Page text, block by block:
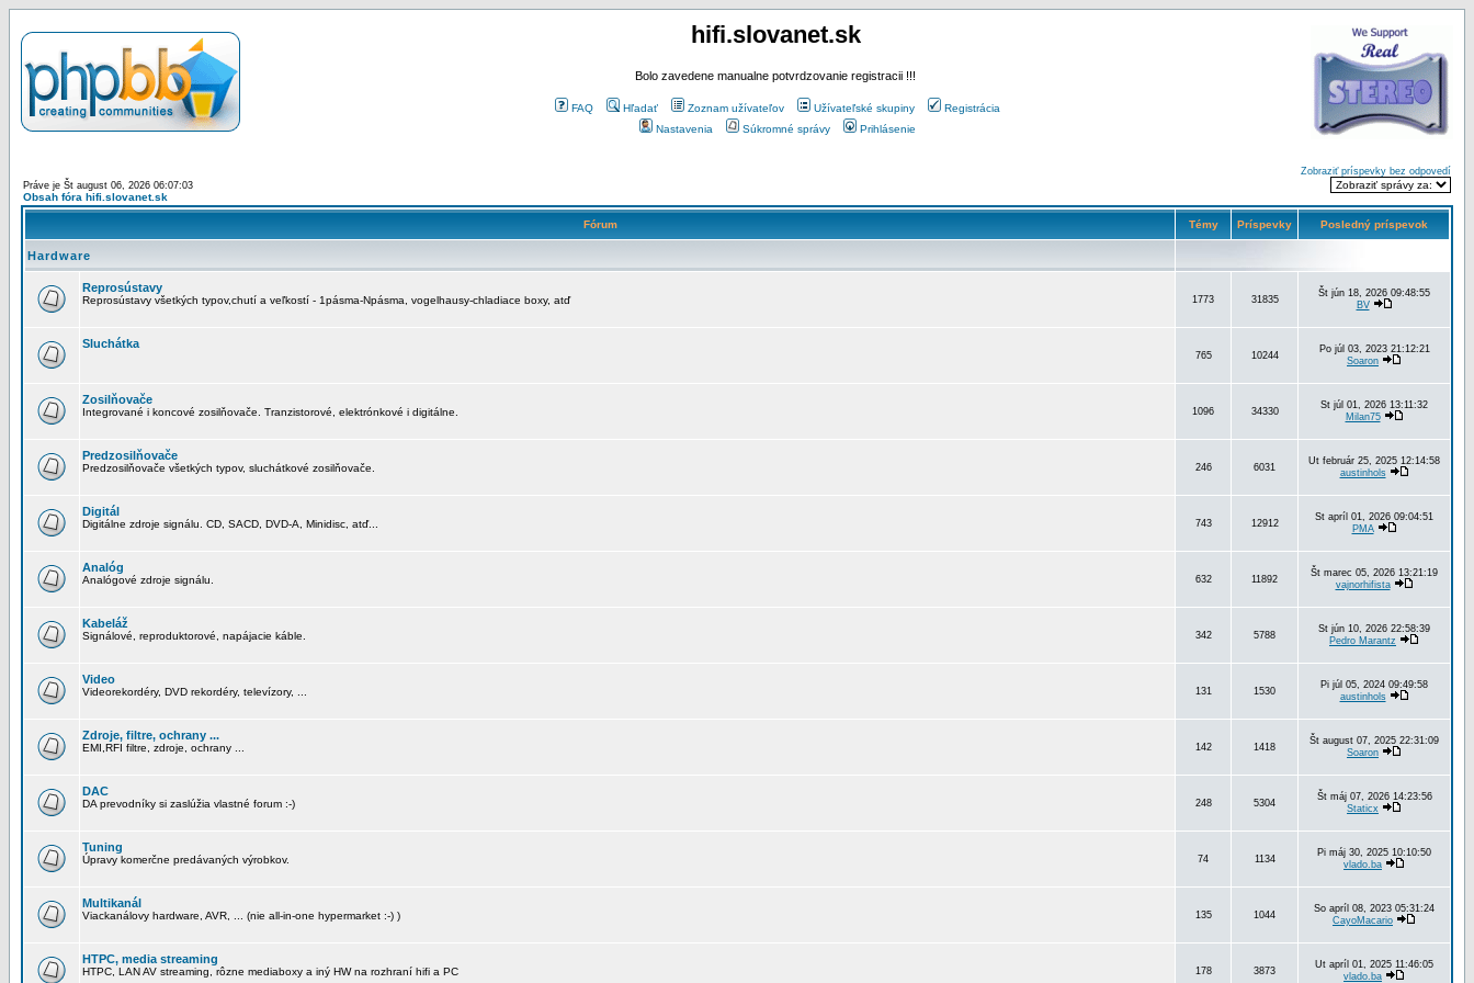
hifi.slovanet.sk
Bolo zavedene manualne potvrdzovanie registracii !!!
FAQ Hľadať Zoznam užívateľov Užívateľské skupiny
Registrácia
Nastavenia
Súkromné správy Prihlásenie
Práve je Št august 06, 2026 06:07:03
Obsah fóra hifi.slovanet.sk
Zobraziť príspevky bez odpovedí
Fórum Témy Príspevky Posledný príspevok
Hardware
Reprosústavy
Reprosústavy všetkých typov,chutí a veľkostí - 1pásma-Npásma, vogelhausy-chladiace boxy, atď 1773 31835
Št jún 18, 2026 09:48:55
BV
Sluchátka
765 10244
Po júl 03, 2023 21:12:21
Soaron
Zosilňovače
Integrované i koncové zosilňovače. Tranzistorové, elektrónkové i digitálne. 1096 34330
St júl 01, 2026 13:11:32
Milan75
Predzosilňovače
Predzosilňovače všetkých typov, sluchátkové zosilňovače. 246 6031
Ut február 25, 2025 12:14:58
austinhols
Digitál
Digitálne zdroje signálu. CD, SACD, DVD-A, Minidisc, atď... 743 12912
St apríl 01, 2026 09:04:51
PMA
Analóg
Analógové zdroje signálu. 632 11892
Št marec 05, 2026 13:21:19
vajnorhifista
Kabeláž
Signálové, reproduktorové, napájacie káble. 342 5788
St jún 10, 2026 22:58:39
Pedro Marantz
Video
Videorekordéry, DVD rekordéry, televízory, ... 131 1530
Pi júl 05, 2024 09:49:58
austinhols
Zdroje, filtre, ochrany ...
EMI,RFI filtre, zdroje, ochrany ... 142 1418
Št august 07, 2025 22:31:09
Soaron
DAC
DA prevodníky si zaslúžia vlastné forum :-) 248 5304
Št máj 07, 2026 14:23:56
Staticx
Tuning
Úpravy komerčne predávaných výrobkov. 74 1134
Pi máj 30, 2025 10:10:50
vlado.ba
Multikanál
Viackanálovy hardware, AVR, ... (nie all-in-one hypermarket :-) ) 135 1044
So apríl 08, 2023 05:31:24
CayoMacario
HTPC, media streaming
HTPC, LAN AV streaming, rôzne mediaboxy a iný HW na rozhraní hifi a PC 178 3873
Ut apríl 01, 2025 11:46:05
vlado.ba